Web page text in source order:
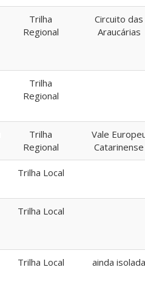
Trilha
Regional
Circuito das
Araucárias
Trilha
Regional
Trilha
Regional
Vale
Catarinense
Trilha Local
Trilha Local
Trilha Local ainda isolada